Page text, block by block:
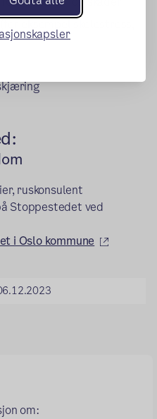
ruskonsulent
Stoppestedet ved
i Oslo kommune
(ekstern
om: